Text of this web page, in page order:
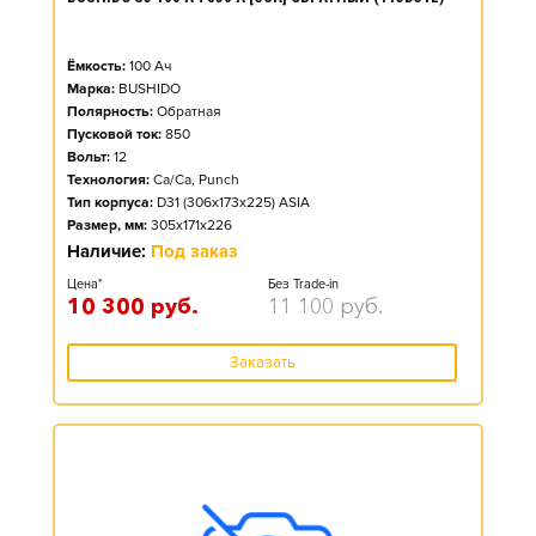
Ёмкость: 100 Ач
Марка: BUSHIDO
Полярность: Обратная
Пусковой ток: 850
Вольт: 12
Технология: Ca/Ca, Punch
Тип корпуса: D31 (306x173x225) ASIA
Размер, мм: 305x171x226
Наличие: Под заказ
Цена*
10 300 руб.
Без Trade-in
11 100 руб.
Заказать